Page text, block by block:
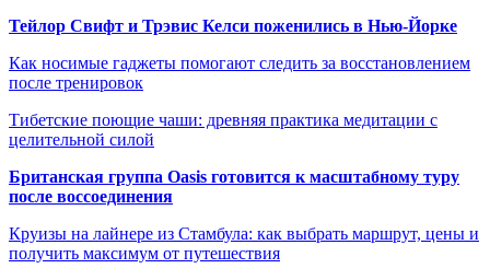
Тейлор Свифт и Трэвис Келси поженились в Нью-Йорке
Как носимые гаджеты помогают следить за восстановлением
после тренировок
Тибетские поющие чаши: древняя практика медитации с
целительной силой
Британская группа Oasis готовится к масштабному туру
после воссоединения
Круизы на лайнере из Стамбула: как выбрать маршрут, цены и
получить максимум от путешествия